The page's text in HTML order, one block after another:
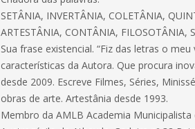
SETÂNIA, INVERTÂNIA, COLETÂNIA,
ARTESTÂNIA, CONTÂNIA, FILOSOTÂNIA,
Sua frase existencial. “Fiz das letras o
características da Autora. Que procura
desde 2009. Escreve Filmes, Séries,
obras de arte. Artestânia desde 1993.
Membro da AMLB Academia